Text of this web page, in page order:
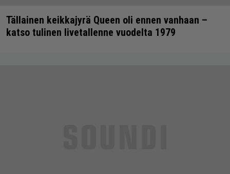
Tällainen keikkajyrä Queen oli ennen vanhaan –
katso tulinen livetallenne vuodelta 1979